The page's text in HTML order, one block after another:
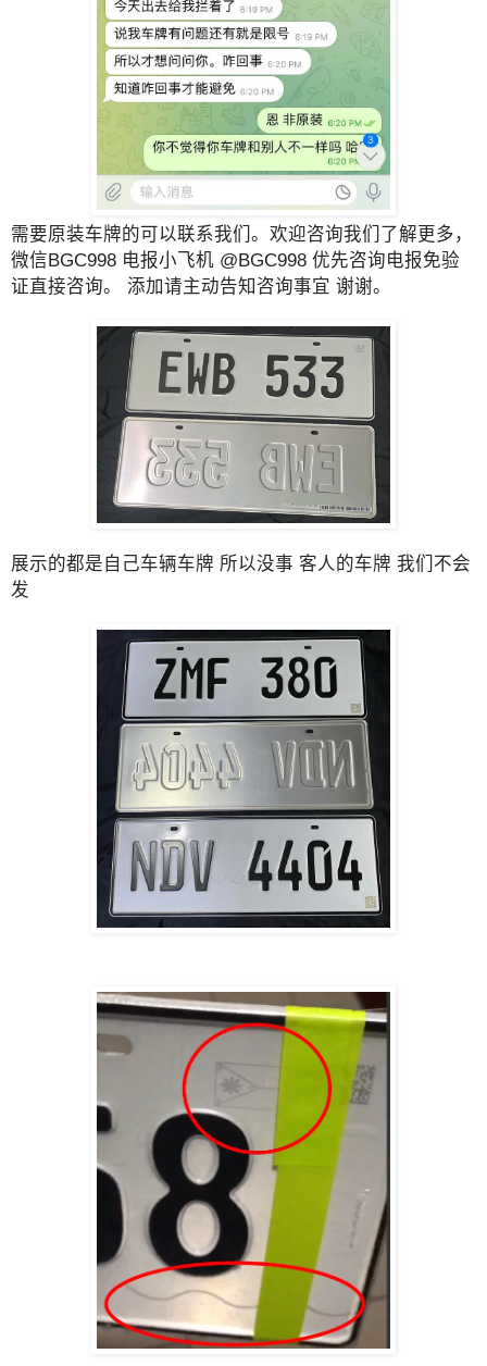
需要原装车牌的可以联系我们。欢迎咨询我们了解更多，
微信BGC998 电报小飞机 @BGC998 优先咨询电报免验
证直接咨询。 添加请主动告知咨询事宜 谢谢。
展示的都是自己车辆车牌 所以没事 客人的车牌 我们不会
发